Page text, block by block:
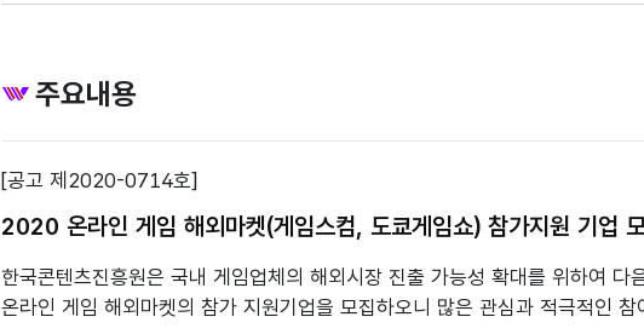
주요내용
[공고 제2020-0714호]
2020 온라인 게임 해외마켓(게임스컴, 도쿄게임쇼) 참가지원 기업
한국콘텐츠진흥원은 국내 게임업체의 해외시장 진출 가능성 확대를 위하여 다
온라인 게임 해외마켓의 참가 지원기업을 모집하오니 많은 관심과 적극적인 참